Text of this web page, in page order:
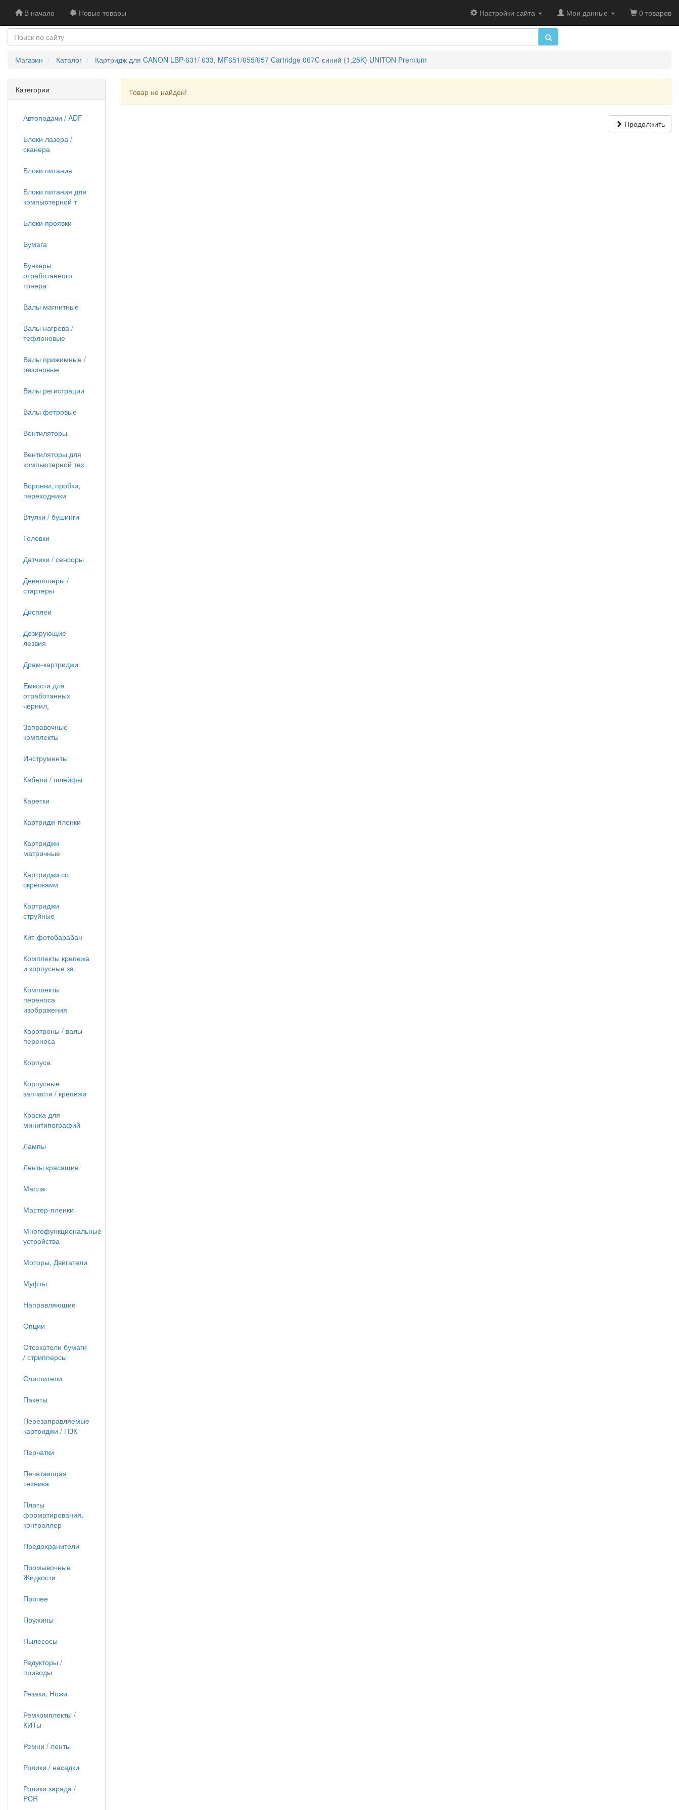
В начало Новые товары Настройки сайта Мои данные 0 товаров
Магазин Каталог Картридж для CANON LBP-631/ 633, MF651/655/657 Cartridge 067C синий (1,25K) UNITON Premium
Товар не найден!
Продолжить
Категории
Автоподачи / ADF
Блоки лазера /
сканера
Блоки питания
Блоки питания для
компьютерной т
Блоки проявки
Бумага
Бункеры
отработанного
тонера
Валы магнитные
Валы нагрева /
тефлоновые
Валы прижимные /
резиновые
Валы регистрации
Валы фетровые
Вентиляторы
Вентиляторы для
компьютерной тех
Воронки, пробки,
переходники
Втулки / бушинги
Головки
Датчики / сенсоры
Девелоперы /
стартеры
Дисплеи
Дозирующие
лезвия
Драм-картриджи
Емкости для
отработанных
чернил,
Заправочные
комплекты
Инструменты
Кабели / шлейфы
Каретки
Картридж-пленки
Картриджи
матричные
Картриджи со
скрепками
Картриджи
струйные
Кит-фотобарабан
Комплекты крепежа
и корпусные за
Комплекты
переноса
изображения
Коротроны / валы
переноса
Корпуса
Корпусные
запчасти / крепежи
Краска для
минитипографий
Лампы
Ленты красящие
Масла
Мастер-пленки
Многофункциональные
устройства
Моторы, Двигатели
Муфты
Направляющие
Опции
Отсекатели бумаги
/ стрипперсы
Очистители
Пакеты
Перезаправляемые
картриджи / ПЗК
Перчатки
Печатающая
техника
Платы
форматирования,
контроллер
Предохранители
Промывочные
Жидкости
Прочее
Пружины
Пылесосы
Редукторы /
приводы
Резаки, Ножи
Ремкомплекты /
КИТы
Ремни / ленты
Ролики / насадки
Ролики заряда /
PCR